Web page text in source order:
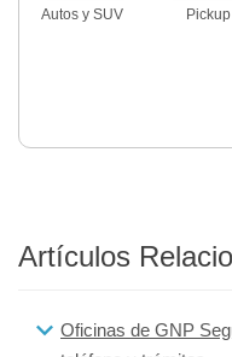
Autos y SUV Pickup
Artículos
Oficinas de GNP